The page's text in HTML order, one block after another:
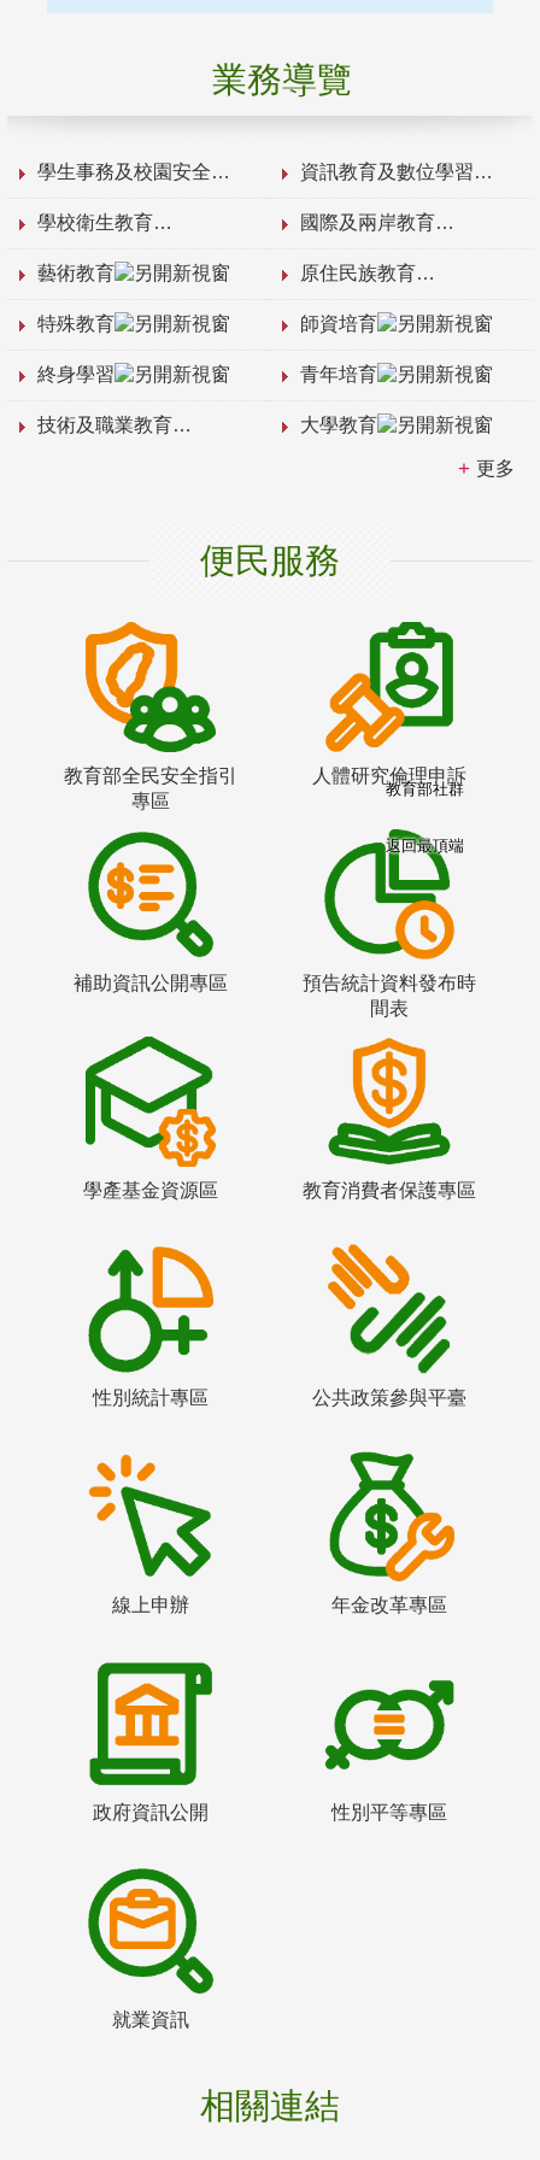
業務導覽
學生事務及校園安全 資訊教育及數位學習
學校衛生教育 國際及兩岸教育
藝術教育 原住民族教育
特殊教育 師資培育
終身學習 青年培育
技術及職業教育 大學教育
更多
便民服務
教育部全民安全指引
專區
人體研究倫理申訴
補助資訊公開專區
預告統計資料發布時
間表
學產基金資源區 教育消費者保護專區
性別統計專區 公共政策參與平臺
線上申辦 年金改革專區
政府資訊公開 性別平等專區
就業資訊
相關連結
教育部社群
返回最頂端